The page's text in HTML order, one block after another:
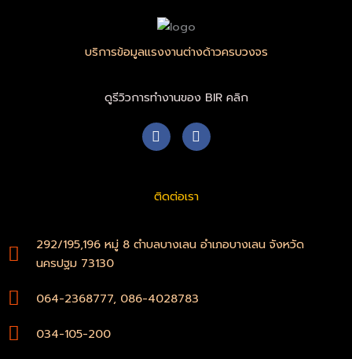
บริการข้อมูลแรงงานต่างด้าวครบวงจร
ดูรีวิวการทำงานของ BIR คลิก
F
a
c
o
-
W
h
a
a
ติดต่อเรา
292/195,196 หมู่ 8 ตำบลบางเลน อำเภอบางเลน จังหวัด
นครปฐม 73130
064-2368777, 086-4028783
034-105-200